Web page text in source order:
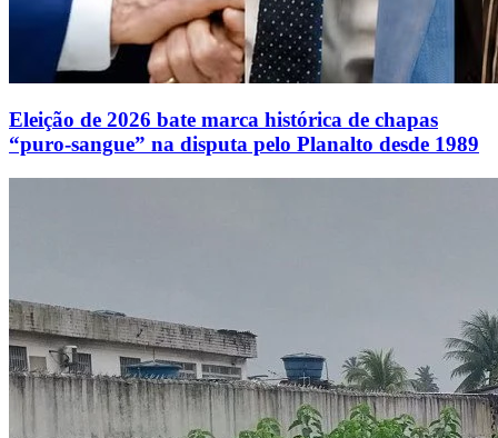
Eleição de 2026 bate marca histórica de chapas
“puro-sangue” na disputa pelo Planalto desde 1989